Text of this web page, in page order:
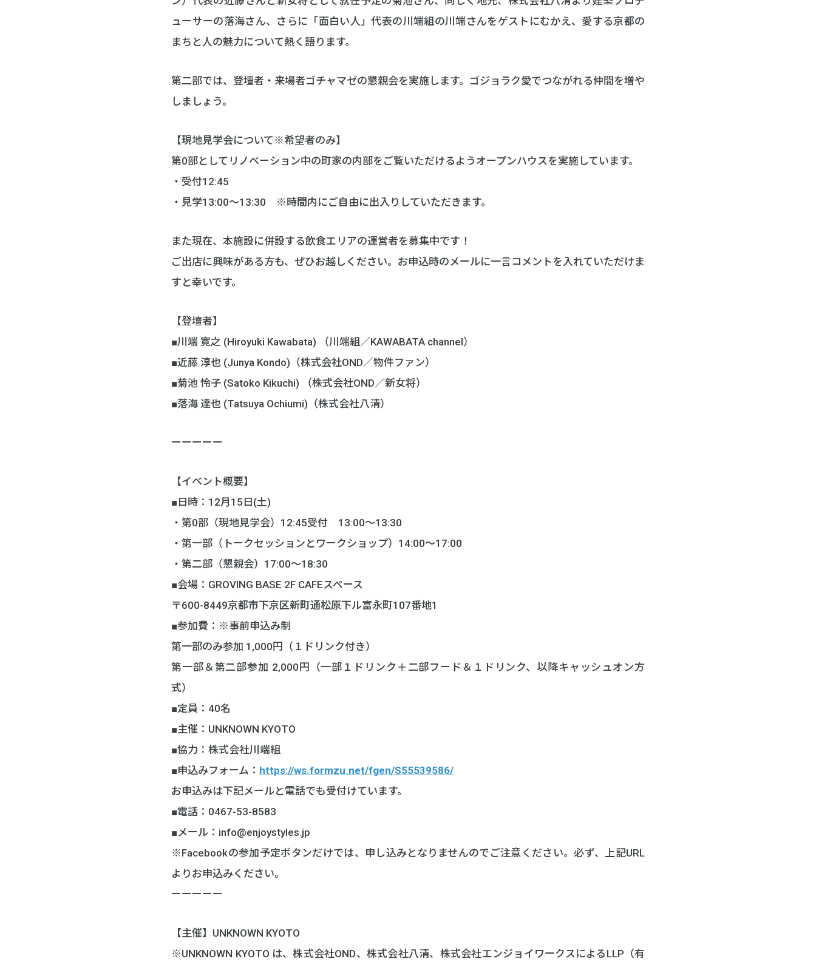
ューサーの落海さん、さらに「面白い人」代表の川端組の川端さんをゲストにむかえ、愛する京都の
まちと人の魅力について熱く語ります。
第二部では、登壇者・来場者ゴチャマゼの懇親会を実施します。ゴジョラク愛でつながれる仲間を増や
しましょう。
【現地見学会について※希望者のみ】
第0部としてリノベーション中の町家の内部をご覧いただけるようオープンハウスを実施しています。
・受付12:45
・見学13:00〜13:30 ※時間内にご自由に出入りしていただきます。
また現在、本施設に併設する飲食エリアの運営者を募集中です！
ご出店に興味がある方も、ぜひお越しください。お申込時のメールに一言コメントを入れていただけま
すと幸いです。
【登壇者】
■川端 寛之 (Hiroyuki Kawabata) （川端組／KAWABATA channel）
■近藤 淳也 (Junya Kondo)（株式会社OND／物件ファン）
■菊池 怜子 (Satoko Kikuchi) （株式会社OND／新女将）
■落海 達也 (Tatsuya Ochiumi)（株式会社八清）
ーーーーー
【イベント概要】
■日時：12月15日(土)
・第0部（現地見学会）12:45受付 13:00〜13:30
・第一部（トークセッションとワークショップ）14:00～17:00
・第二部（懇親会）17:00〜18:30
■会場：GROVING BASE 2F CAFEスペース
〒600-8449京都市下京区新町通松原下ル富永町107番地1
■参加費：※事前申込み制
第一部のみ参加 1,000円（１ドリンク付き）
第一部＆第二部参加 2,000円（一部１ドリンク＋二部フード＆１ドリンク、以降キャッシュオン方
式）
■定員：40名
■主催：UNKNOWN KYOTO
■協力：株式会社川端組
■申込みフォーム： https://ws.formzu.net/fgen/S55539586/
お申込みは下記メールと電話でも受付けています。
■電話：0467-53-8583
■メール：info@enjoystyles.jp
※Facebookの参加予定ボタンだけでは、申し込みとなりませんのでご注意ください。必ず、上記URL
よりお申込みください。
ーーーーー
【主催】UNKNOWN KYOTO
※UNKNOWN KYOTO は、株式会社OND、株式会社八清、株式会社エンジョイワークスによるLLP（有